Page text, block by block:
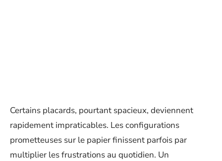
Certains placards, pourtant spacieux, deviennent
rapidement impraticables. Les configurations
prometteuses sur le papier finissent parfois par
multiplier les frustrations au quotidien. Un